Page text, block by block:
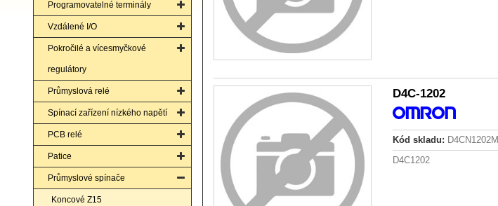
Programovatelné terminály
Vzdálené I/O
Pokročilé a vícesmyčkové
regulátory
Průmyslová relé
Spínací zařízení nízkého napětí
PCB relé
Patice
Průmyslové spínače
Koncové Z15
D4C-1202
Kód skladu: D4CN1202M
D4C1202